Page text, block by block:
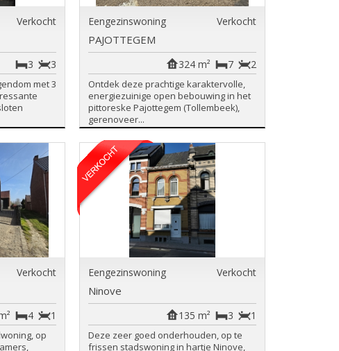
Verkocht
3
3
met 3
Eengezinswoning Verkocht
PAJOTTEGEM
2
7
324 m²
Ontdek deze prachtige karaktervolle,
energiezuinige open bebouwing in het
pittoreske Pajottegem (Tollembeek),
gerenoveer...
Verkocht
1
4
op
Eengezinswoning Verkocht
Ninove
1
3
135 m²
Deze zeer goed onderhouden, op te
frissen stadswoning in hartje Ninove,